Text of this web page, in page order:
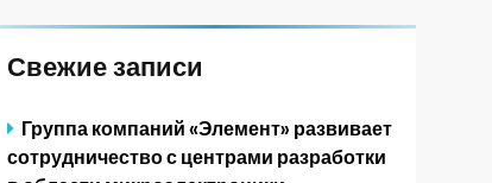
Свежие записи
Группа компаний «Элемент» развивает
сотрудничество с центрами разработки